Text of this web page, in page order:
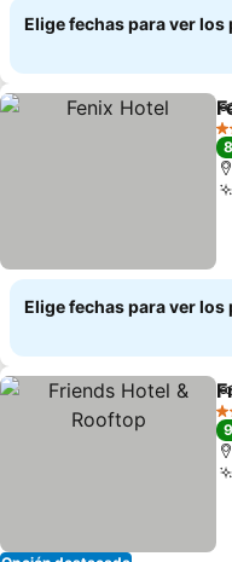
Elige fechas para ver
4
Elige fechas para ver
3